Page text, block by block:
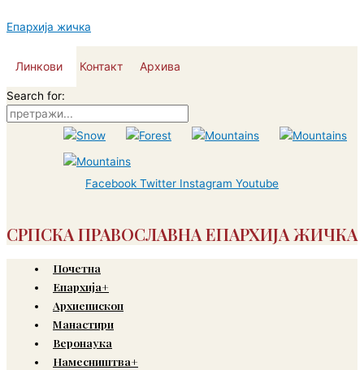
to
Епархија жичка
Линкови Контакт Архива
Search for:
Facebook Twitter Instagram Youtube
СРПСКА ПРАВОСЛАВНА ЕПАРХИЈА ЖИЧКА
Почетна
Епархија+
Архиепископ
Манастири
Веронаука
Намесништва+